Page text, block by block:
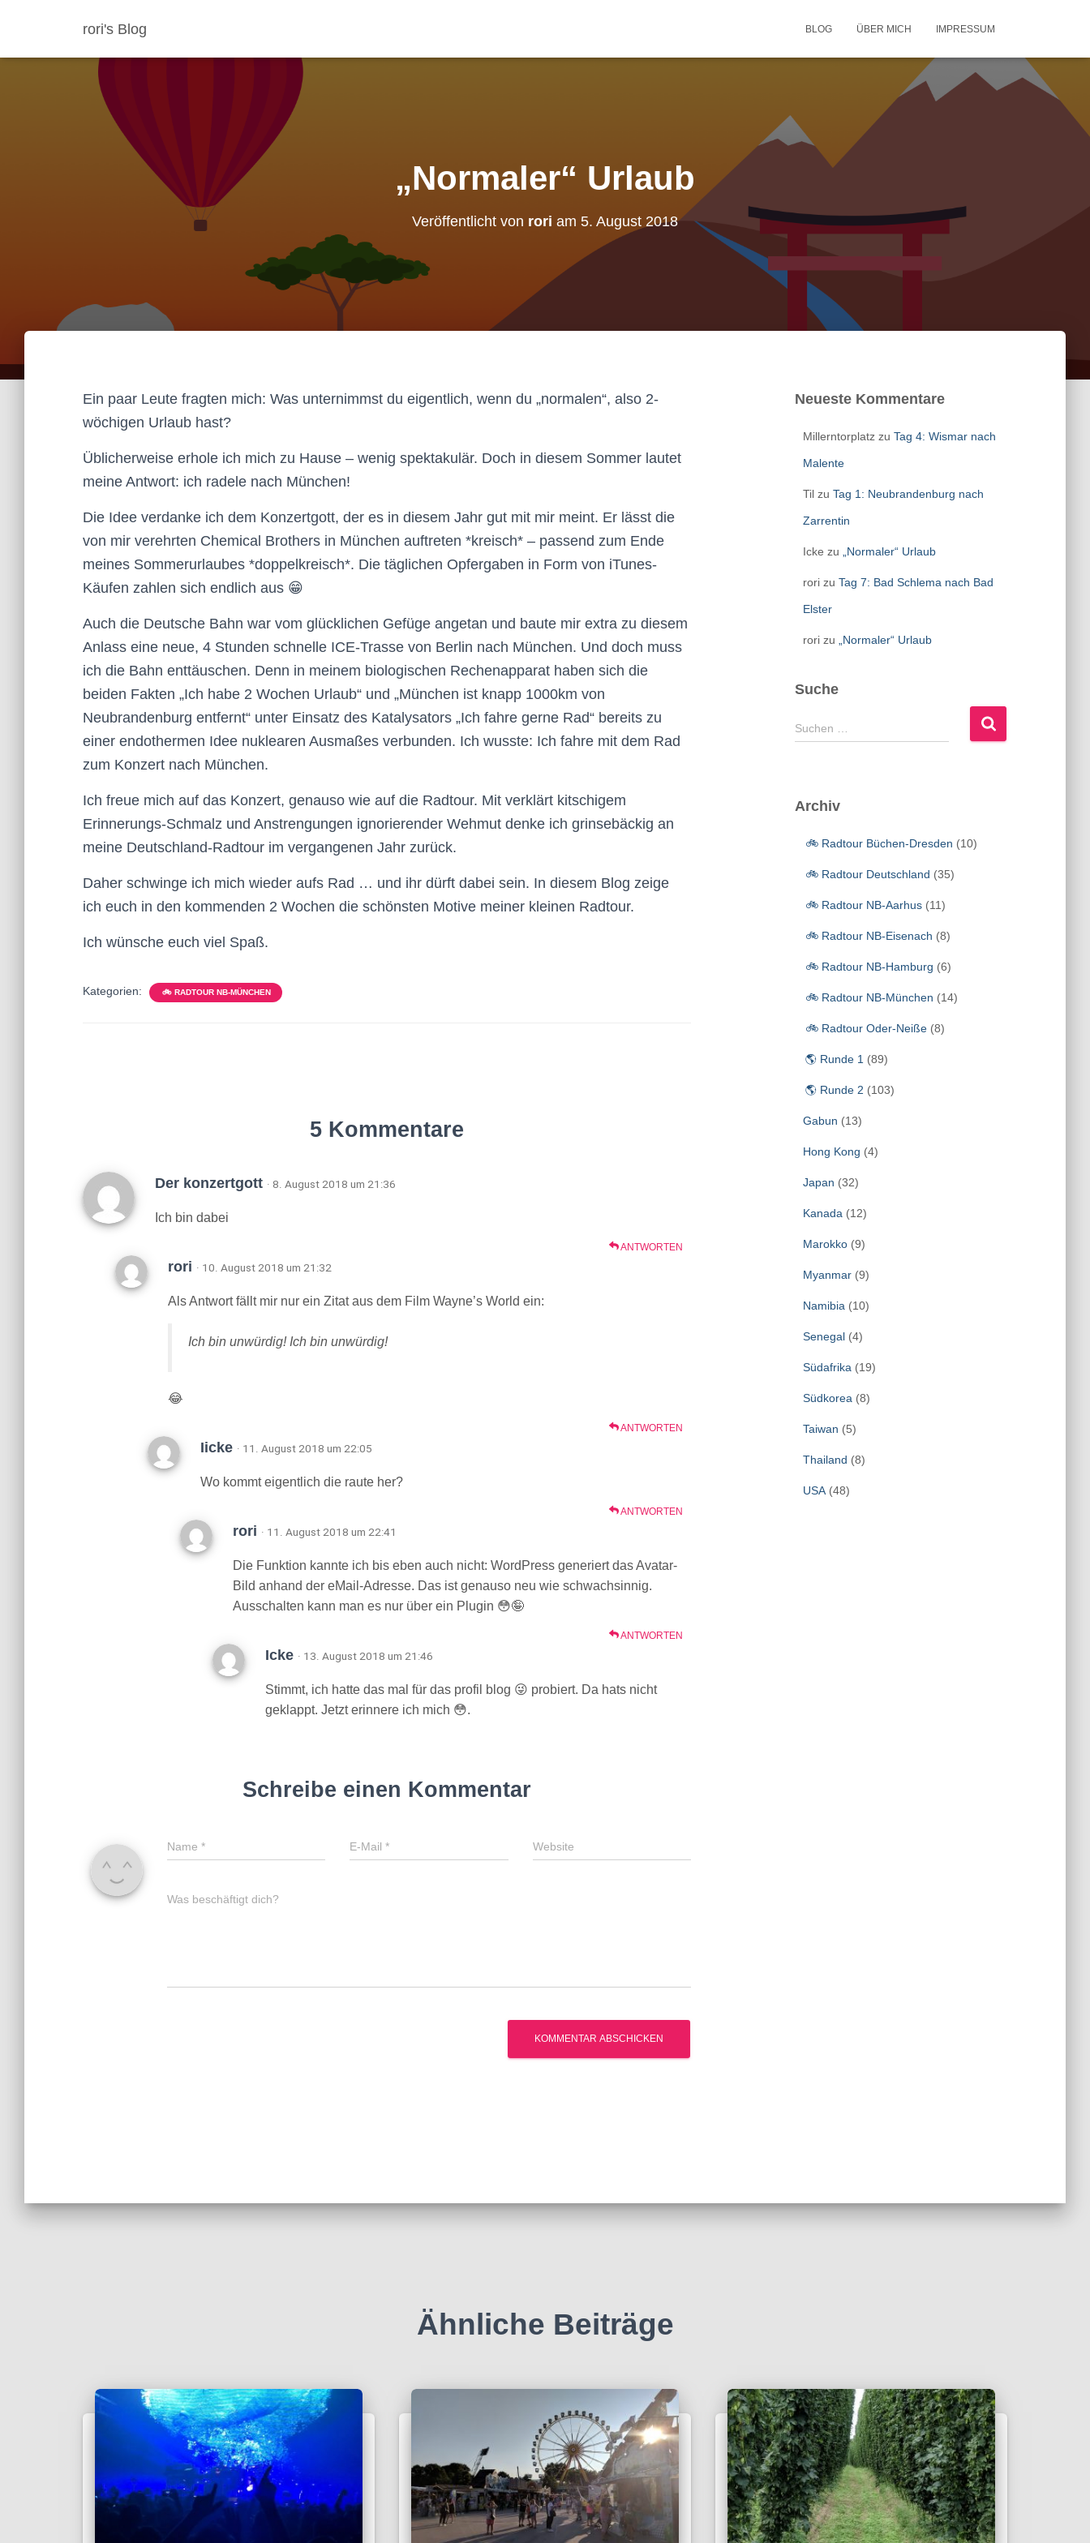
rori's Blog BLOG ÜBER MICH IMPRESSUM
„Normaler“ Urlaub
Veröffentlicht von rori am 5. August 2018
Ein paar Leute fragten mich: Was unternimmst du eigentlich, wenn du „normalen“, also 2-
wöchigen Urlaub hast?
Üblicherweise erhole ich mich zu Hause – wenig spektakulär. Doch in diesem Sommer lautet
meine Antwort: ich radele nach München!
Die Idee verdanke ich dem Konzertgott, der es in diesem Jahr gut mit mir meint. Er lässt die
von mir verehrten Chemical Brothers in München auftreten *kreisch* – passend zum Ende
meines Sommerurlaubes *doppelkreisch*. Die täglichen Opfergaben in Form von iTunes-
Käufen zahlen sich endlich aus 😁
Auch die Deutsche Bahn war vom glücklichen Gefüge angetan und baute mir extra zu diesem
Anlass eine neue, 4 Stunden schnelle ICE-Trasse von Berlin nach München. Und doch muss
ich die Bahn enttäuschen. Denn in meinem biologischen Rechenapparat haben sich die
beiden Fakten „Ich habe 2 Wochen Urlaub“ und „München ist knapp 1000km von
Neubrandenburg entfernt“ unter Einsatz des Katalysators „Ich fahre gerne Rad“ bereits zu
einer endothermen Idee nuklearen Ausmaßes verbunden. Ich wusste: Ich fahre mit dem Rad
zum Konzert nach München.
Ich freue mich auf das Konzert, genauso wie auf die Radtour. Mit verklärt kitschigem
Erinnerungs-Schmalz und Anstrengungen ignorierender Wehmut denke ich grinsebäckig an
meine Deutschland-Radtour im vergangenen Jahr zurück.
Daher schwinge ich mich wieder aufs Rad … und ihr dürft dabei sein. In diesem Blog zeige
ich euch in den kommenden 2 Wochen die schönsten Motive meiner kleinen Radtour.
Ich wünsche euch viel Spaß.
Kategorien: 🚲 RADTOUR NB-MÜNCHEN
5 Kommentare
Der konzertgott · 8. August 2018 um 21:36
Ich bin dabei
ANTWORTEN
rori · 10. August 2018 um 21:32
Als Antwort fällt mir nur ein Zitat aus dem Film Wayne’s World ein:
Ich bin unwürdig! Ich bin unwürdig!
😂
ANTWORTEN
Iicke · 11. August 2018 um 22:05
Wo kommt eigentlich die raute her?
ANTWORTEN
rori · 11. August 2018 um 22:41
Die Funktion kannte ich bis eben auch nicht: WordPress generiert das Avatar-
Bild anhand der eMail-Adresse. Das ist genauso neu wie schwachsinnig.
Ausschalten kann man es nur über ein Plugin 😳🤪
ANTWORTEN
Icke · 13. August 2018 um 21:46
Stimmt, ich hatte das mal für das profil blog 😜 probiert. Da hats nicht
geklappt. Jetzt erinnere ich mich 😳.
Schreibe einen Kommentar
Name * E-Mail* Website
Was beschäftigt dich?
Neueste Kommentare
Millerntorplatzzu Tag 4: Wismar nach
Malente
Tilzu Tag 1: Neubrandenburg nach
Zarrentin
Icke zu „Normaler“ Urlaub
rorizu Tag 7: Bad Schlema nach Bad
Elster
rorizu „Normaler“ Urlaub
Suche
S
u
n
Suchen …
Archiv
🚲 Radtour Büchen-Dresden (10)
🚲 Radtour Deutschland (35)
🚲 Radtour NB-Aarhus(11)
🚲 Radtour NB-Eisenach (8)
🚲 Radtour NB-Hamburg (6)
🚲 Radtour NB-München (14)
🚲 Radtour Oder-Neiße(8)
🌎 Runde 1 (89)
🌎 Runde 2 (103)
Gabun (13)
Hong Kong (4)
Japan (32)
Kanada (12)
Marokko(9)
Myanmar(9)
Namibia (10)
Senegal(4)
Südafrika (19)
Südkorea (8)
Taiwan (5)
Thailand (8)
USA(48)
Ähnliche Beiträge